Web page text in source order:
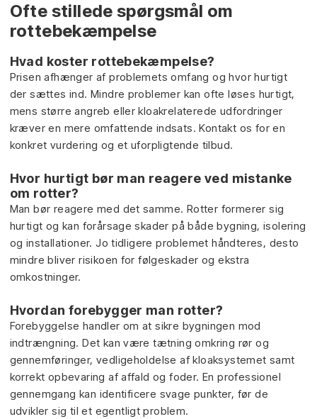
Ofte stillede spørgsmål om
rottebekæmpelse
Hvad koster rottebekæmpelse?
Prisen afhænger af problemets omfang og hvor hurtigt
der sættes ind. Mindre problemer kan ofte løses hurtigt,
mens større angreb eller kloakrelaterede udfordringer
kræver en mere omfattende indsats. Kontakt os for en
konkret vurdering og et uforpligtende tilbud.
Hvor hurtigt bør man reagere ved mistanke
om rotter?
Man bør reagere med det samme. Rotter formerer sig
hurtigt og kan forårsage skader på både bygning, isolering
og installationer. Jo tidligere problemet håndteres, desto
mindre bliver risikoen for følgeskader og ekstra
omkostninger.
Hvordan forebygger man rotter?
Forebyggelse handler om at sikre bygningen mod
indtrængning. Det kan være tætning omkring rør og
gennemføringer, vedligeholdelse af kloaksystemet samt
korrekt opbevaring af affald og foder. En professionel
gennemgang kan identificere svage punkter, før de
udvikler sig til et egentligt problem.